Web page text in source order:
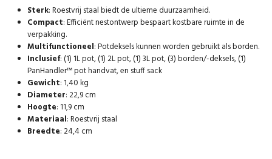
Sterk: Roestvrij staal biedt de ultieme duurzaamheid.
Compact: Efficiënt nestontwerp bespaart kostbare ruimte in de
verpakking.
Multifunctioneel: Potdeksels kunnen worden gebruikt als borden.
Inclusief: (1) 1L pot, (1) 2L pot, (1) 3L pot, (3) borden/-deksels, (1)
PanHandler™ pot handvat, en stuff sack
Gewicht: 1,40 kg
Diameter: 22,9 cm
Hoogte: 11,9 cm
Materiaal: Roestvrij staal
Breedte: 24,4 cm